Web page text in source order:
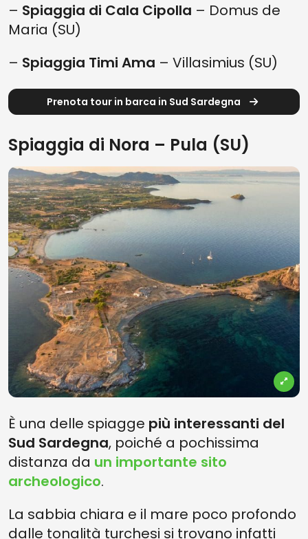
– Spiaggia di Cala Cipolla – Domus de
Maria (SU)
– Spiaggia Timi Ama – Villasimius (SU)
Prenota tour in barca in Sud Sardegna
Spiaggia di Nora – Pula (SU)
È una delle spiagge più interessanti del
Sud Sardegna, poiché a pochissima
distanza da un importante sito
archeologico.
La sabbia chiara e il mare poco profondo
dalle tonalità turchesi si trovano infatti